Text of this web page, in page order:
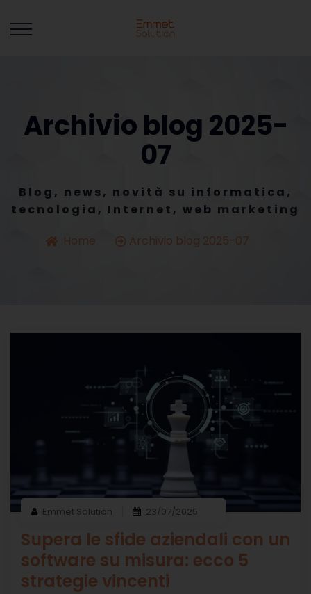
Archivio blog 2025-
07
Blog, news, novità su informatica,
tecnologia, Internet, web marketing
Home
Archivio blog 2025-07
Emmet Solution 23/07/2025
Supera le sfide aziendali con un
software su misura: ecco 5
strategie vincenti